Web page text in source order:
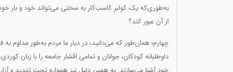
به‌طوری‌که یک کولبر کاسب‌کار به سختی می‌تواند خود و بار
از آن عبور کند؟
چهارم؛ همان‌طور که می‌دانید، در دیار ما مردم به‌طور مداوم
داوطلبانه کودکان، جوانان و تمامی اقشار جامعه را با